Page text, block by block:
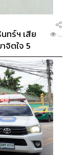
ทร์ฯ เสีย
จิตใจ 5
...